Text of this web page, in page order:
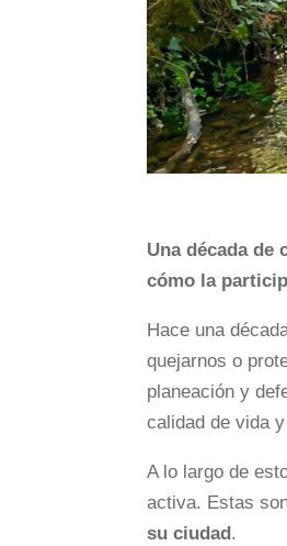
Una década de
cómo la
Hace una
quejarnos o
planeación y
calidad de vida
A lo largo de
activa. Estas
su ciudad .